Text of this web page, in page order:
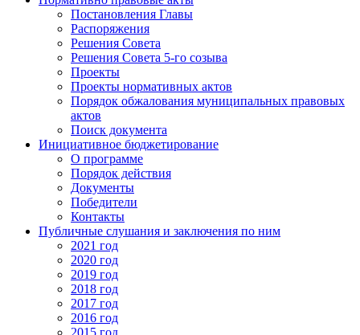
Постановления Главы
Распоряжения
Решения Совета
Решения Совета 5-го созыва
Проекты
Проекты нормативных актов
Порядок обжалования муниципальных правовых
актов
Поиск документа
Инициативное бюджетирование
О программе
Порядок действия
Документы
Победители
Контакты
Публичные слушания и заключения по ним
2021 год
2020 год
2019 год
2018 год
2017 год
2016 год
2015 год